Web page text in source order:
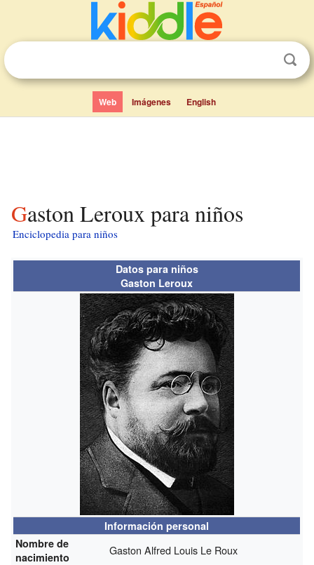
Web Imágenes English
Gaston Leroux para niños
Enciclopedia para niños
Datos para niños
Gaston Leroux
Información personal
Nombre de
nacimiento
Gaston Alfred Louis Le Roux